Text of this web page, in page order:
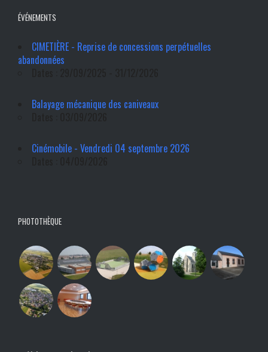
ÉVÉNEMENTS
CIMETIÈRE - Reprise de concessions perpétuelles
abandonnées
Balayage mécanique des caniveaux
Cinémobile - Vendredi 04 septembre 2026
PHOTOTHÈQUE